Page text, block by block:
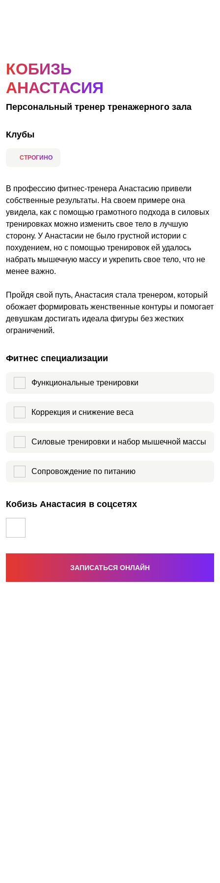
КОБИЗЬ
АНАСТАСИЯ
Персональный тренер тренажерного зала
Клубы
СТРОГИНО
В профессию фитнес-тренера Анастасию привели
собственные результаты. На своем примере она
увидела, как с помощью грамотного подхода в силовых
тренировках можно изменить свое тело в лучшую
сторону. У Анастасии не было грустной истории с
похудением, но с помощью тренировок ей удалось
набрать мышечную массу и укрепить свое тело, что не
менее важно.
Пройдя свой путь, Анастасия стала тренером, который
обожает формировать женственные контуры и помогает
девушкам достигать идеала фигуры без жестких
ограничений.
Фитнес специализации
Функциональные тренировки
Коррекция и снижение веса
Силовые тренировки и набор мышечной массы
Сопровождение по питанию
Кобизь Анастасия в соцсетях
ЗАПИСАТЬСЯ ОНЛАЙН